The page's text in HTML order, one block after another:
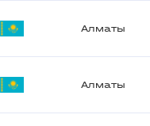
Алматы
Алматы